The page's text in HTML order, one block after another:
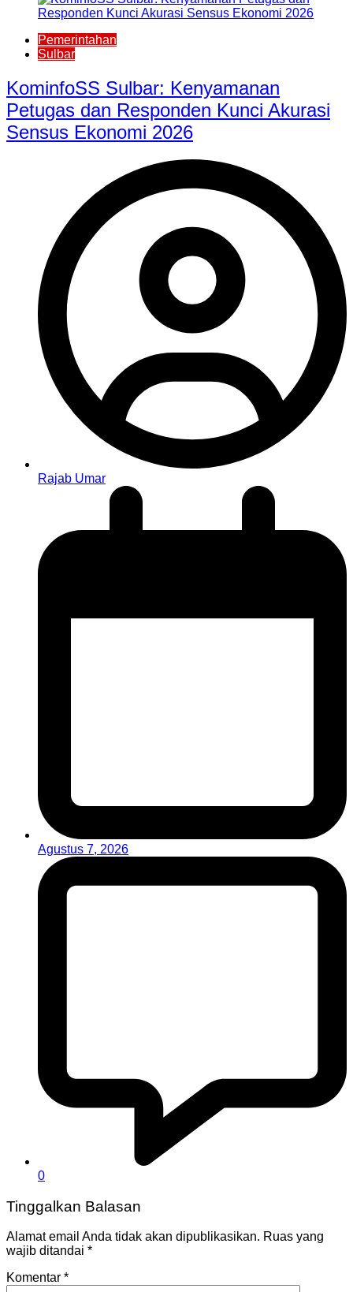
Pemerintahan
Sulbar
KominfoSS Sulbar: Kenyamanan
Petugas dan Responden Kunci Akurasi
Sensus Ekonomi 2026
Rajab Umar
Agustus 7, 2026
0
Tinggalkan Balasan
Alamat email Anda tidak akan dipublikasikan. Ruas yang
wajib ditandai *
Komentar *